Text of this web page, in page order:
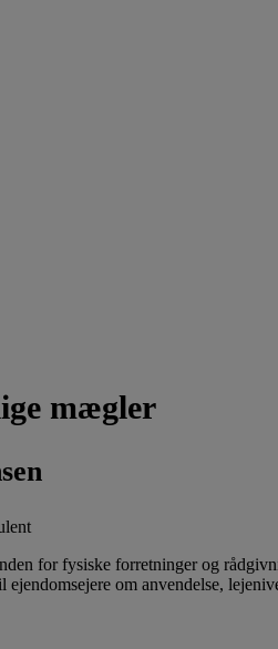
mægler
for fysiske forretninger og
om anvendelse,